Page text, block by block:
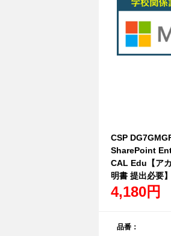
CSP
SharePoint
CAL Edu【ア
明書 提出必要
4,180円
品番：